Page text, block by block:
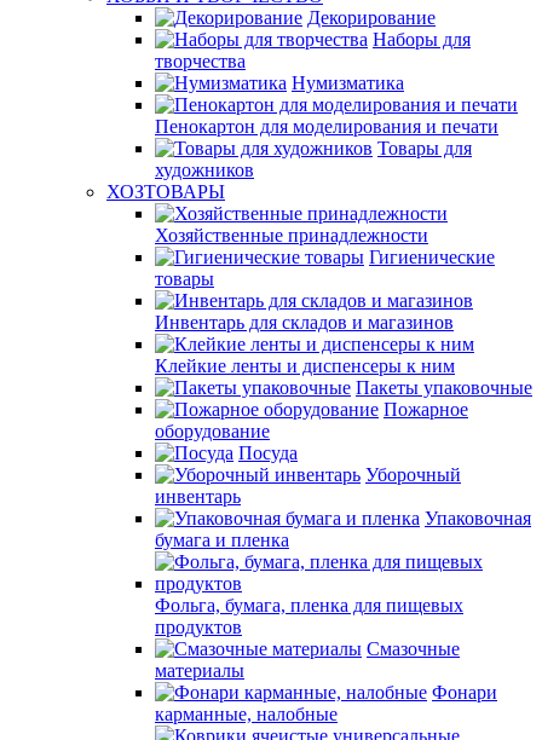
Декорирование
Наборы для
творчества
Нумизматика
Пенокартон для моделирования и печати
Товары для
художников
ХОЗТОВАРЫ
Хозяйственные принадлежности
Гигиенические
товары
Инвентарь для складов и магазинов
Клейкие ленты и диспенсеры к ним
Пакеты упаковочные
Пожарное
оборудование
Посуда
Уборочный
инвентарь
Упаковочная
бумага и пленка
Фольга, бумага, пленка для пищевых
продуктов
Смазочные
материалы
Фонари
карманные, налобные